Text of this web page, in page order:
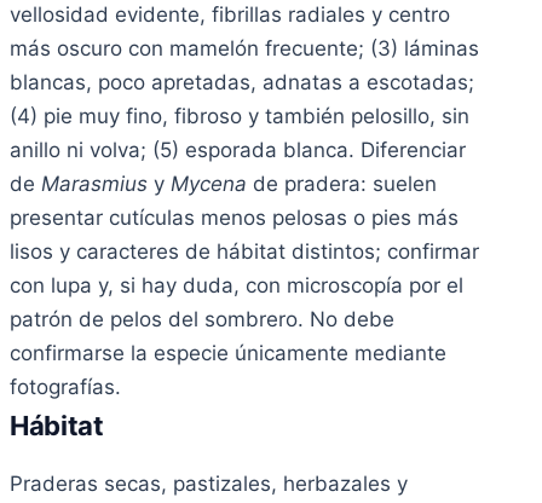
vellosidad evidente, fibrillas radiales y centro
más oscuro con mamelón frecuente; (3) láminas
blancas, poco apretadas, adnatas a escotadas;
(4) pie muy fino, fibroso y también pelosillo, sin
anillo ni volva; (5) esporada blanca. Diferenciar
de Marasmius y Mycena de pradera: suelen
presentar cutículas menos pelosas o pies más
lisos y caracteres de hábitat distintos; confirmar
con lupa y, si hay duda, con microscopía por el
patrón de pelos del sombrero. No debe
confirmarse la especie únicamente mediante
fotografías.
Hábitat
Praderas secas, pastizales, herbazales y